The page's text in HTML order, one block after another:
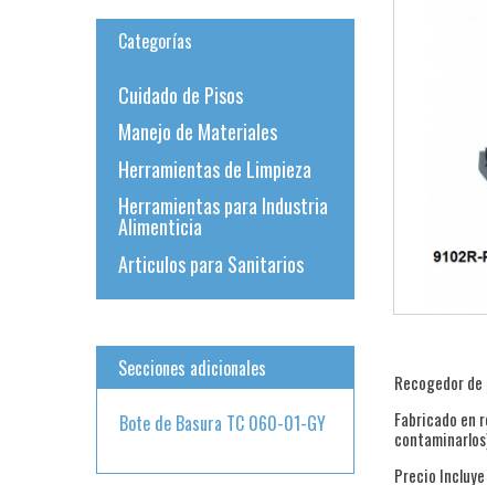
Categorías
Cuidado de Pisos
Manejo de Materiales
Herramientas de Limpieza
Herramientas para Industria
Alimenticia
Articulos para Sanitarios
Secciones adicionales
Bote de Basura TC 060-01-GY
Recogedor
Fabricado en
Precio Incluye